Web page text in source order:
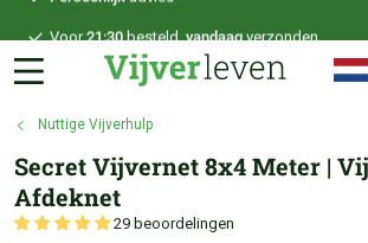
Voor21:30besteld, vandaagverzonden
100 dagenbedenktijd
Nuttige Vijverhulp
Secret Vijvernet 8x4 Meter |
Afdeknet
29 beoordelingen